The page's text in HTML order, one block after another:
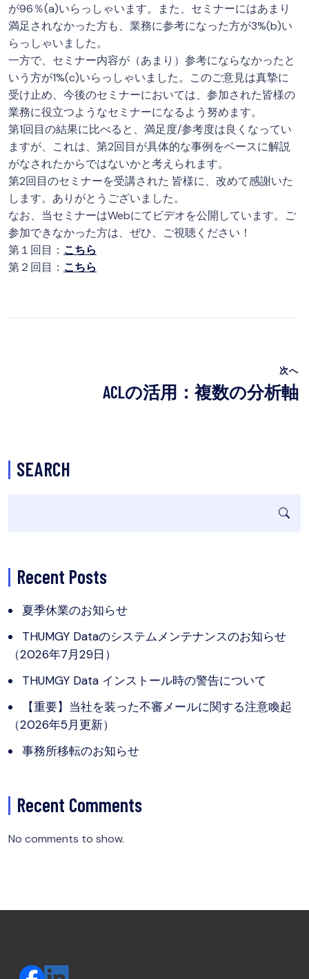
が96％(a)いらっしゃいます。また、セミナーにはあまり
満足されなかった方も、業務に参考になった方が3%(b)い
らっしゃいました。
一方で、セミナー内容が（あまり）参考にならなかったと
いう方が1%(c)いらっしゃいました。このご意見は真摯に
受け止め、今後のセミナーにおいては、参加された皆様の
業務に役立つようなセミナーになるよう努めます。
第1回目の結果に比べると、満足度/参考度は良くなってい
ますが、これは、第2回目が具体的な事例をベースに解説
がなされたからではないかと考えられます。
第2回目のセミナーを受講された 皆様に、改めて感謝いた
します。ありがとうございました。
なお、当セミナーはWebにてビデオを公開しています。ご
参加できなかった方は、ぜひ、ご視聴ください！
第１回目： こちら
第２回目： こちら
次へ
ACLの活用：複数の分析軸
SEARCH
Recent Posts
夏季休業のお知らせ
THUMGY Dataのシステムメンテナンスのお知らせ
（2026年7月29日）
THUMGY Data インストール時の警告について
【重要】当社を装った不審メールに関する注意喚起
（2026年5月更新）
事務所移転のお知らせ
Recent Comments
No comments to show.